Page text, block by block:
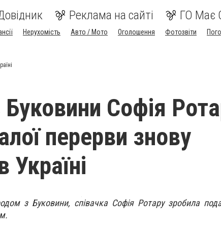
Реклама на сайті ГО Має
Нерухомість Авто / Мото Оголошення Фотозвіти
Буковини Софія
перерви знову
Україні
з Буковини, співачка Софія Ротару зробила